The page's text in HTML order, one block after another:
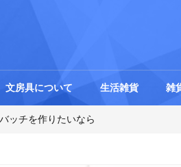
文房具について 生活雑貨 雑
ッチを作りたいなら